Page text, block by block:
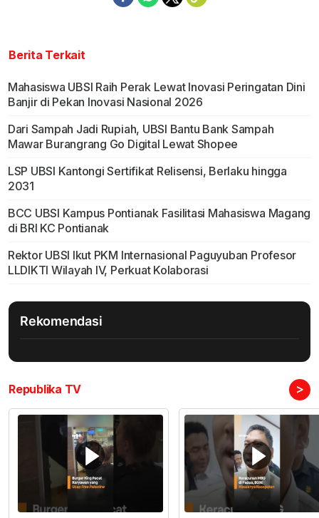
Berita Terkait
Mahasiswa UBSI Raih Perak Lewat Inovasi Peringatan Dini
Banjir di Pekan Inovasi Nasional 2026
Dari Sampah Jadi Rupiah, UBSI Bantu Bank Sampah
Mawar Burangrang Go Digital Lewat Shopee
LSP UBSI Kantongi Sertifikat Relisensi, Berlaku hingga
2031
BCC UBSI Kampus Pontianak Fasilitasi Mahasiswa Magang
di BRI KC Pontianak
Rektor UBSI Ikut PKM Internasional Paguyuban Profesor
LLDIKTI Wilayah IV, Perkuat Kolaborasi
Rekomendasi
Republika TV >